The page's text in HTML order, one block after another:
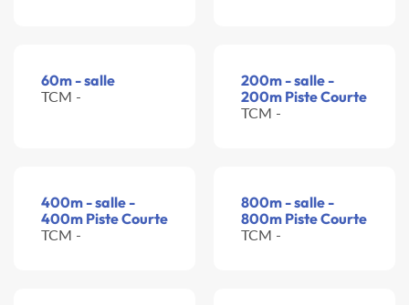
60m - salle
TCM -
200m - salle -
200m Piste Courte
TCM -
400m - salle -
400m Piste Courte
TCM -
800m - salle -
800m Piste Courte
TCM -